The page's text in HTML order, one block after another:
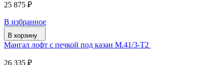
25 875 ₽
В избранное
В корзину
Мангал лофт с печкой под казан М.41/3-Т2
26 335 ₽